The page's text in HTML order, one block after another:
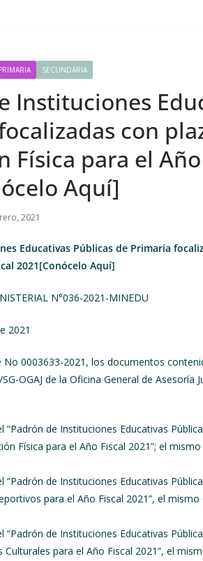
SECUNDARIA
Instituciones
con
Física para el
Aquí]
2021
Educativas Públicas de Primaria
2021[Conócelo Aquí]
N°036-2021-MINEDU
2021
No 0003633-2021, los documentos
OGAJ de la Oficina General de Asesoría
“Padrón de Instituciones Educativas
Física para el Año Fiscal 2021”; el
“Padrón de Instituciones Educativas
para el Año Fiscal 2021”, el
“Padrón de Instituciones Educativas
para el Año Fiscal 2021”, el